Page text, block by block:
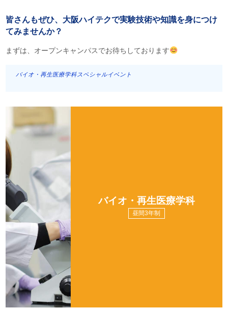
皆さんもぜひ、大阪ハイテクで実験技術や知識を身につけ
てみませんか？
まずは、オープンキャンパスでお待ちしております
バイオ・再生医療学科スペシャルイベント
バイオ・再生医療学科
昼間3年制